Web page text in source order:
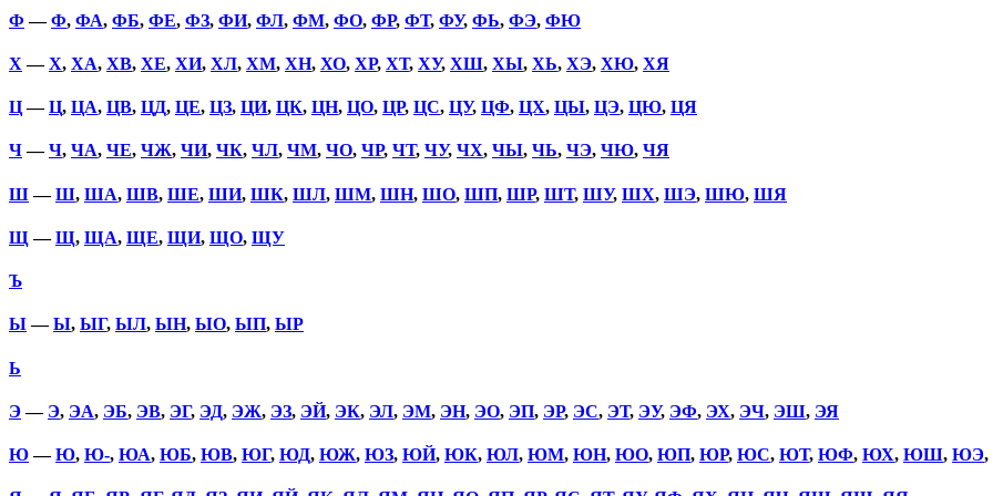
Ф —Ф, ФА, ФБ, ФЕ, ФЗ, ФИ, ФЛ, ФМ, ФО, ФР, ФТ, ФУ, ФЬ, ФЭ, ФЮ
Х —Х, ХА, ХВ, ХЕ, ХИ, ХЛ, ХМ, ХН, ХО, ХР, ХТ, ХУ, ХШ, ХЫ, ХЬ, ХЭ, ХЮ, ХЯ
Ц—Ц, ЦА, ЦВ, ЦД, ЦЕ, ЦЗ, ЦИ, ЦК, ЦН, ЦО, ЦР, ЦС, ЦУ, ЦФ, ЦХ, ЦЫ, ЦЭ, ЦЮ, ЦЯ
Ч—Ч, ЧА, ЧЕ, ЧЖ, ЧИ, ЧК, ЧЛ, ЧМ, ЧО, ЧР, ЧТ, ЧУ, ЧХ, ЧЫ, ЧЬ, ЧЭ, ЧЮ, ЧЯ
Ш—Ш, ША, ШВ, ШЕ, ШИ, ШК, ШЛ, ШМ, ШН, ШО, ШП, ШР, ШТ, ШУ, ШХ, ШЭ, ШЮ, ШЯ
Щ —Щ, ЩА, ЩЕ, ЩИ, ЩО, ЩУ
Ъ
Ы—Ы, ЫГ, ЫЛ, ЫН, ЫО, ЫП, ЫР
Ь
Э— Э, ЭА, ЭБ, ЭВ, ЭГ, ЭД, ЭЖ, ЭЗ, ЭЙ, ЭК, ЭЛ, ЭМ, ЭН, ЭО, ЭП, ЭР, ЭС, ЭТ, ЭУ, ЭФ, ЭХ, ЭЧ, ЭШ, ЭЯ
Ю—Ю, Ю-, ЮА, ЮБ, ЮВ, ЮГ, ЮД, ЮЖ, ЮЗ, ЮЙ, ЮК, ЮЛ, ЮМ, ЮН, ЮО, ЮП, ЮР, ЮС, ЮТ, ЮФ, ЮХ, ЮШ, ЮЭ,